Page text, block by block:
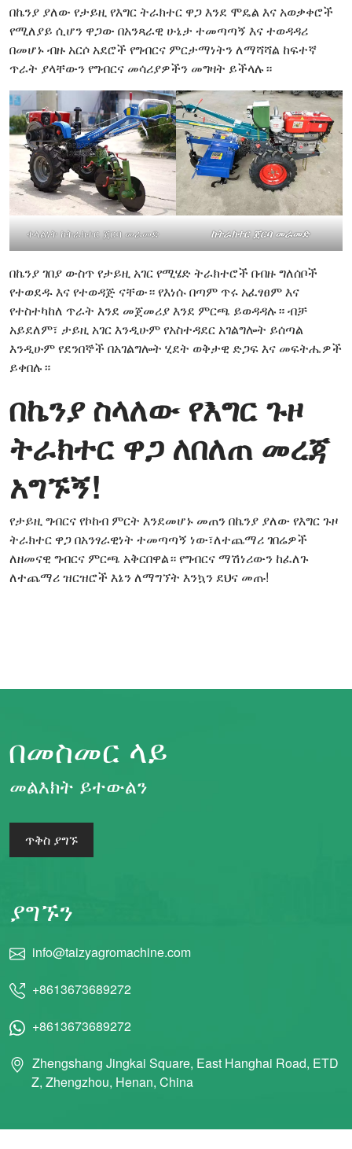
በኬንያ ያለው የታይዚ የእግር ትራክተር ዋጋ እንደ ሞዴል እና አወቃቀሮች
የሚለያይ ሲሆን ዋጋው በአንጻራዊ ሁኔታ ተመጣጣኝ እና ተወዳዳሪ
በመሆኑ ብዙ አርሶ አደሮች የግብርና ምርታማነትን ለማሻሻል ከፍተኛ
ጥራት ያላቸውን የግብርና መሳሪያዎችን መግዛት ይችላሉ።
ቀላልነት ከትራክተር ጀርባ መራመድ ከትራክተር ጀርባ መራመድ
በኬንያ ገበያ ውስጥ የታይዚ አገር የሚሄድ ትራክተሮች በብዙ ግለሰቦች
የተወደዱ እና የተወዳጅ ናቸው። የእነሱ በጣም ጥሩ አፈፃፀም እና
የተስተካከለ ጥራት እንደ መጀመሪያ እንደ ምርጫ ይወዳዳሉ። ብቻ
አይደለም፣ ታይዚ አገር እንዲሁም የአስተዳደር አገልግሎት ይሰጣል
እንዲሁም የደንበኞች በአገልግሎት ሂደት ወቅታዊ ድጋፍ እና መፍትሔዎች
ይቀበሉ።
በኬንያ ስላለው የእግር ጉዞ
ትራክተር ዋጋ ለበለጠ መረጃ
አግኙኝ!
የታይዚ ግብርና የኮከብ ምርት እንደመሆኑ መጠን በኬንያ ያለው የእግር ጉዞ
ትራክተር ዋጋ በአንፃራዊነት ተመጣጣኝ ነው፣ለተጨማሪ ገበሬዎች
ለዘመናዊ ግብርና ምርጫ አቅርበዋል። የግብርና ማሽነሪውን ከፈለጉ
ለተጨማሪ ዝርዝሮች እኔን ለማግኘት እንኳን ደህና መጡ!
በመስመር ላይ
መልእክት ይተውልን
ጥቅስ ያግኙ
ያግኙን
info@taizyagromachine.com
+8613673689272
+8613673689272
Zhengshang Jingkai Square, East Hanghai Road, ETD
Z, Zhengzhou, Henan, China